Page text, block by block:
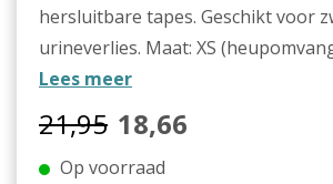
hersluitbare tapes. Geschikt voor
urineverlies. Maat: XS
Lees meer
21,95 18,66
Op voorraad